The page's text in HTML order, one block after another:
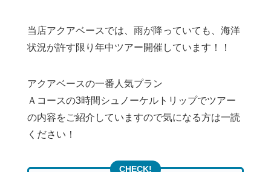
当店アクアベースでは、雨が降っていても、海洋
状況が許す限り年中ツアー開催しています！！
アクアベースの一番人気プラン
Ａコースの3時間シュノーケルトリップでツアー
の内容をご紹介していますので気になる方は一読
ください！